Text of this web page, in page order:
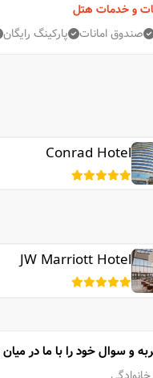
و خدمات هتل
صندوق امانات پارکینگ رایگان
Conrad Hotel
Bosphorus
JW Marriott Hotel
Istanbul Marmara
و سوال خود را با ما در میان